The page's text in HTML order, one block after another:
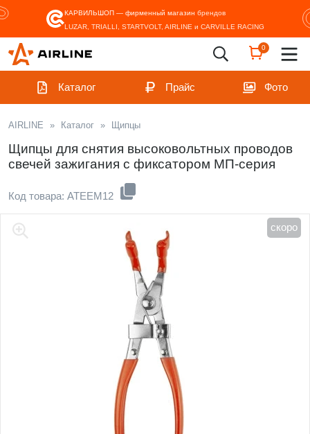
КАРВИЛЬШОП — фирменный магазин брендов
LUZAR, TRIALLI, STARTVOLT, AIRLINE и CARVILLE RACING
0
Каталог Прайс Фото
AIRLINE » Каталог » Щипцы
Щипцы для снятия высоковольтных проводов
свечей зажигания с фиксатором МП-серия
Код товара: ATEEM12
скоро